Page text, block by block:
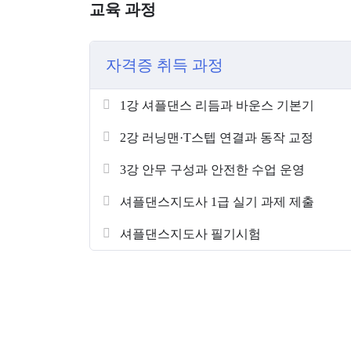
교육 과정
자격증 취득 과정
1강 셔플댄스 리듬과 바운스 기본기
2강 러닝맨·T스텝 연결과 동작 교정
3강 안무 구성과 안전한 수업 운영
셔플댄스지도사 1급 실기 과제 제출
셔플댄스지도사 필기시험